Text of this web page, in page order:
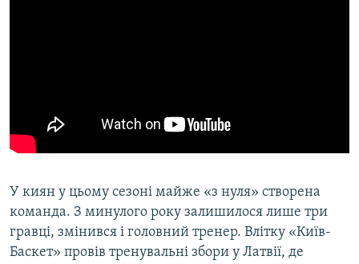
У киян у цьому сезоні майже «з нуля» створена
команда. З минулого року залишилося лише три
гравці, змінився і головний тренер. Влітку «Київ-
Баскет» провів тренувальні збори у Латвії, де